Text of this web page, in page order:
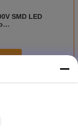
SMD LED